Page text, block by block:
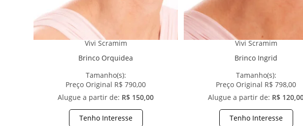
Vivi Scramim
Brinco Orquidea
Tamanho(s):
Preço Original R$ 790,00
Alugue a partir de: R$ 150,00
Tenho Interesse
Vivi Scramim
Brinco Ingrid
Tamanho(s):
Preço Original R$ 798,00
Alugue a partir de: R$
Tenho Interesse